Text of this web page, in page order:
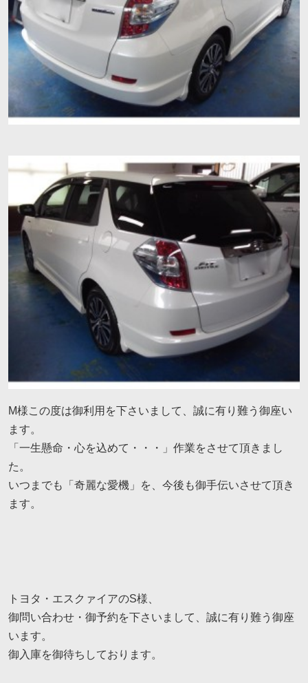
M様この度は御利用を下さいまして、誠に有り難う御座い
ます。
「一生懸命・心を込めて・・・」作業をさせて頂きまし
た。
いつまでも「奇麗な愛機」を、今後も御手伝いさせて頂き
ます。
トヨタ・エスクァイアのS様、
御問い合わせ・御予約を下さいまして、誠に有り難う御座
います。
御入庫を御待ちしております。